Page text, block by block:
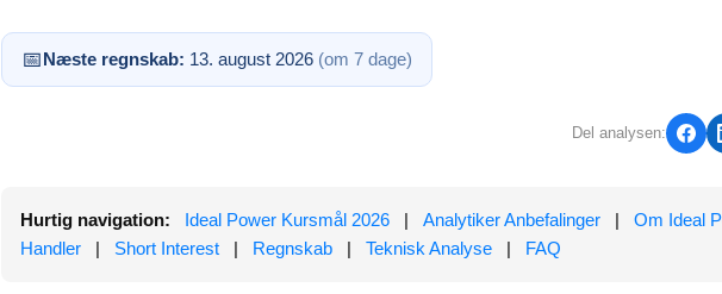
📅Næste regnskab: 13. august 2026 (om 7 dage)
Del analysen:
Hurtig navigation: Ideal Power Kursmål 2026 | Analytiker Anbefalinger | Om Ideal
Handler
| Short Interest | Regnskab | Teknisk Analyse | FAQ